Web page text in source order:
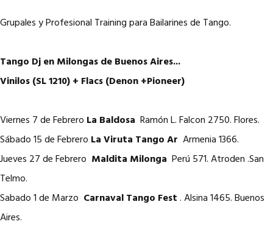
Grupales y Profesional Training para Bailarines de Tango.
Tango Dj en Milongas de Buenos Aires...
Vinilos (SL 1210) + Flacs (Denon +Pioneer)
Viernes 7 de Febrero La Baldosa Ramón L. Falcon 2750. Flores.
Sábado 15 de Febrero La Viruta Tango Ar Armenia 1366.
Jueves 27 de Febrero Maldita Milonga Perú 571. Atroden .San
Telmo.
Sabado 1 de Marzo Carnaval Tango Fest. Alsina 1465. Buenos
Aires.